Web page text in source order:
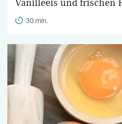
Vanilleeis und frischen
30 min.